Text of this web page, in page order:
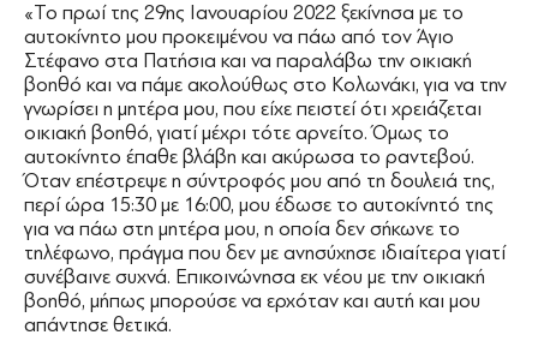
«Το πρωί της 29ης Ιανουαρίου 2022 ξεκίνησα με το
αυτοκίνητο μου προκειμένου να πάω από τον Άγιο
Στέφανο στα Πατήσια και να παραλάβω την οικιακή
βοηθό και να πάμε ακολούθως στο Κολωνάκι, για να την
γνωρίσει η μητέρα μου, που είχε πειστεί ότι χρειάζεται
οικιακή βοηθό, γιατί μέχρι τότε αρνείτο. Όμως το
αυτοκίνητο έπαθε βλάβη και ακύρωσα το ραντεβού.
Όταν επέστρεψε η σύντροφός μου από τη δουλειά της,
περί ώρα 15:30 με 16:00, μου έδωσε το αυτοκίνητό της
για να πάω στη μητέρα μου, η οποία δεν σήκωνε το
τηλέφωνο, πράγμα που δεν με ανησύχησε ιδιαίτερα γιατί
συνέβαινε συχνά. Επικοινώνησα εκ νέου με την οικιακή
βοηθό, μήπως μπορούσε να ερχόταν και αυτή και μου
απάντησε θετικά.